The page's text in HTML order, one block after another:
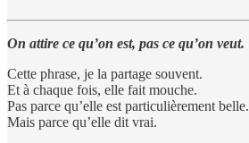
On attire ce qu’on est, pas ce qu’on veut.
Cette phrase, je la partage souvent.
Et à chaque fois, elle fait mouche.
Pas parce qu’elle est particulièrement belle.
Mais parce qu’elle dit vrai.